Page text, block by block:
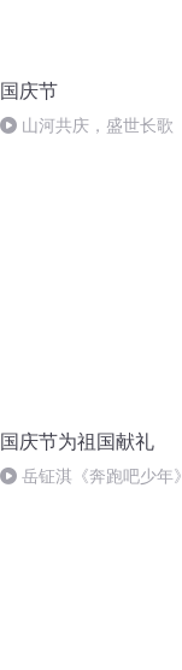
国庆节
山河共庆，盛世长歌
国庆节为祖国献礼
岳钲淇《奔跑吧少年》